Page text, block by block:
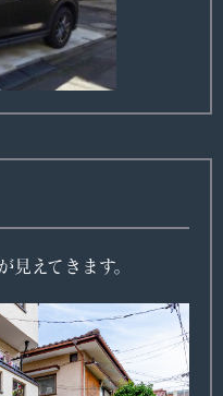
えてきます。